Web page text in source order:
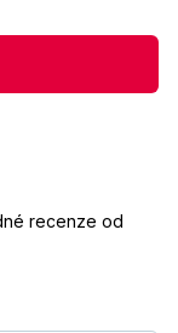
recenze od